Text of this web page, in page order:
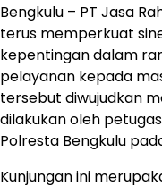
Bengkulu – PT Jasa
terus memperkuat
kepentingan dalam
pelayanan kepada
tersebut diwujudkan
dilakukan oleh
Polresta Bengkulu
Kunjungan ini